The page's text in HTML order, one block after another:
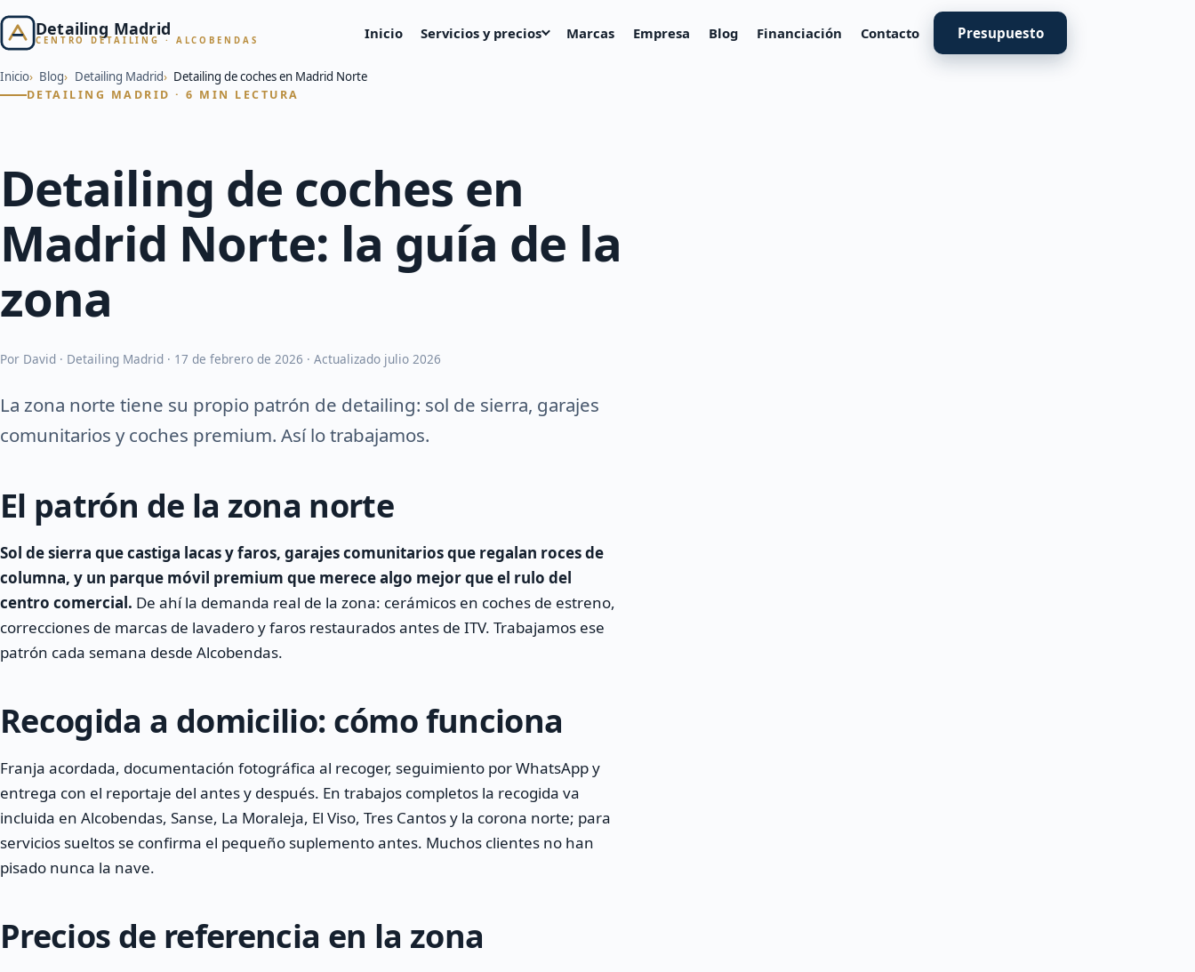
Detailing Madrid
CENTRO DETAILING · ALCOBENDAS Inicio Servicios y precios Marcas Empresa Blog Financiación Contacto Presupuesto
Inicio Blog Detailing Madrid Detailing de coches en Madrid Norte
DETAILING MADRID · 6 MIN LECTURA
Detailing de coches en
Madrid Norte: la guía de la
zona
Por David · Detailing Madrid · 17 de febrero de 2026 · Actualizado julio 2026
La zona norte tiene su propio patrón de detailing: sol de sierra, garajes
comunitarios y coches premium. Así lo trabajamos.
El patrón de la zona norte
Sol de sierra que castiga lacas y faros, garajes comunitarios que regalan roces de
columna, y un parque móvil premium que merece algo mejor que el rulo del
centro comercial. De ahí la demanda real de la zona: cerámicos en coches de estreno,
correcciones de marcas de lavadero y faros restaurados antes de ITV. Trabajamos ese
patrón cada semana desde Alcobendas.
Recogida a domicilio: cómo funciona
Franja acordada, documentación fotográfica al recoger, seguimiento por WhatsApp y
entrega con el reportaje del antes y después. En trabajos completos la recogida va
incluida en Alcobendas, Sanse, La Moraleja, El Viso, Tres Cantos y la corona norte; para
servicios sueltos se confirma el pequeño suplemento antes. Muchos clientes no han
pisado nunca la nave.
Precios de referencia en la zona